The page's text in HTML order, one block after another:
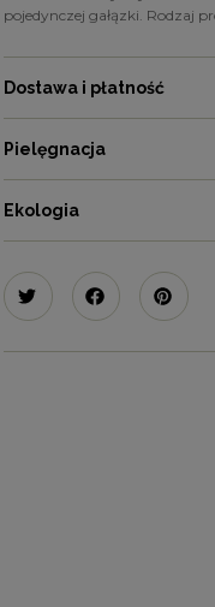
pojedynczej gałązki. Rodzaj
Dostawa i płatność
Pielęgnacja
Ekologia